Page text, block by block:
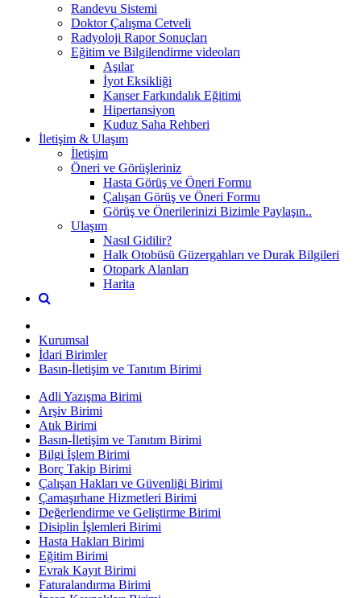
Randevu Sistemi
Doktor Çalışma Cetveli
Radyoloji Rapor Sonuçları
Eğitim ve Bilgilendirme videoları
Aşılar
İyot Eksikliği
Kanser Farkındalık Eğitimi
Hipertansiyon
Kuduz Saha Rehberi
İletişim & Ulaşım
İletişim
Öneri ve Görüşleriniz
Hasta Görüş ve Öneri Formu
Çalışan Görüş ve Öneri Formu
Görüş ve Önerilerinizi Bizimle Paylaşın..
Ulaşım
Nasıl Gidilir?
Halk Otobüsü Güzergahları ve Durak Bilgileri
Otopark Alanları
Harita
Kurumsal
İdari Birimler
Basın-İletişim ve Tanıtım Birimi
Adli Yazışma Birimi
Arşiv Birimi
Atık Birimi
Basın-İletişim ve Tanıtım Birimi
Bilgi İşlem Birimi
Borç Takip Birimi
Çalışan Hakları ve Güvenliği Birimi
Çamaşırhane Hizmetleri Birimi
Değerlendirme ve Geliştirme Birimi
Disiplin İşlemleri Birimi
Hasta Hakları Birimi
Eğitim Birimi
Evrak Kayıt Birimi
Faturalandırma Birimi